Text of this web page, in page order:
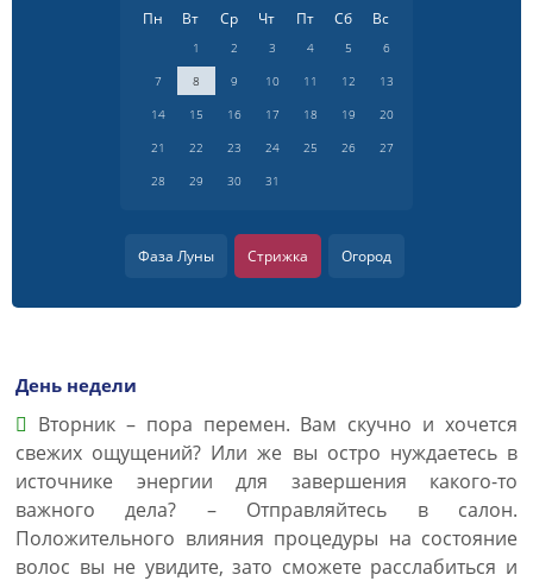
Пн Вт Ср Чт Пт Сб Вс
1 2 3 4 5
6
7
8 9 10 11 12
13
14
15 16 17 18 19
20
21
22 23 24 25 26
27
28
29 30 31
Фаза Луны Стрижка Огород
День недели
Вторник – пора перемен. Вам скучно и хочется
свежих ощущений? Или же вы остро нуждаетесь в
источнике энергии для завершения какого-то
важного дела? – Отправляйтесь в салон.
Положительного влияния процедуры на состояние
волос вы не увидите, зато сможете расслабиться и